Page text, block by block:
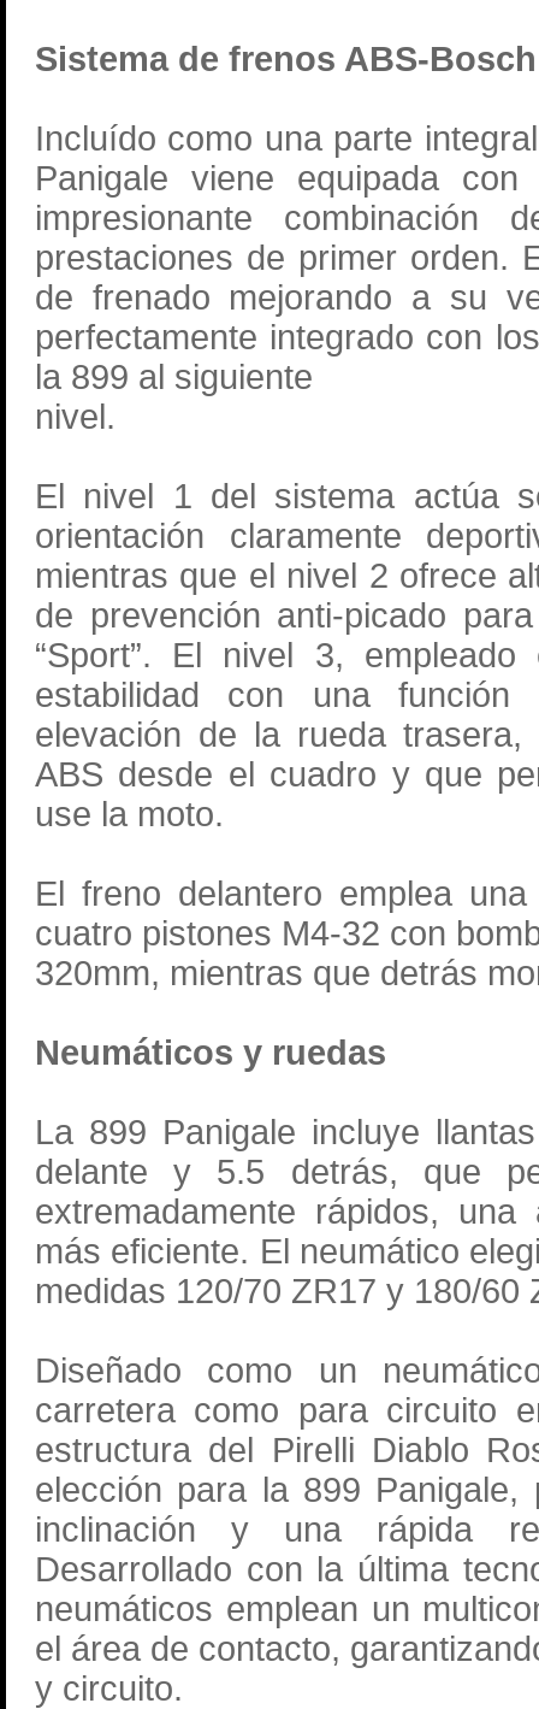
Sistema de frenos ABS-
Incluído como una parte
Panigale viene equipada
impresionante
prestaciones de primer orden.
de frenado mejorando a su
perfectamente integrado con
la 899 al siguiente
nivel.
El nivel 1 del sistema actúa
orientación claramente
mientras que el nivel 2 ofrece
de prevención anti-picado
“Sport”. El nivel 3,
estabilidad con una
elevación de la rueda
ABS desde el cuadro y que
use la moto.
El freno delantero emplea
cuatro pistones M4-32 con
320mm, mientras que detrás
Neumáticos y ruedas
La 899 Panigale incluye
delante y 5.5 detrás, que
extremadamente rápidos,
más eficiente. El neumático
medidas 120/70 ZR17 y 180/
Diseñado como un
carretera como para circuito
estructura del Pirelli Diablo
elección para la 899
inclinación y una rápida
Desarrollado con la última
neumáticos emplean un
el área de contacto,
y circuito.